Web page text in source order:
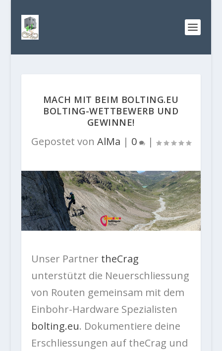
MACH MIT BEIM BOLTING.EU
BOLTING-WETTBEWERB UND
GEWINNE!
Gepostet von AlMa | 0 |
Unser Partner theCrag
unterstützt die Neuerschliessung
von Routen gemeinsam mit dem
Einbohr-Hardware Spezialisten
bolting.eu. Dokumentiere deine
Erschliessungen auf theCrag und